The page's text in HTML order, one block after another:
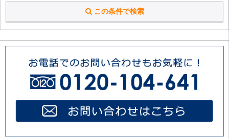
この条件で検索